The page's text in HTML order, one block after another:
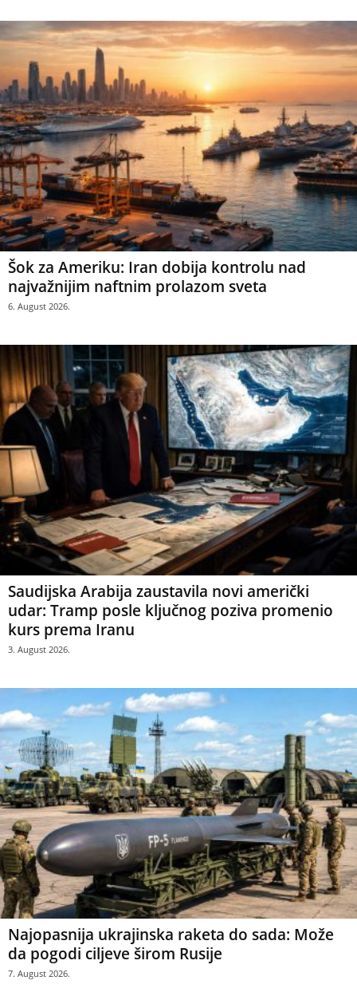
Šok za Ameriku: Iran dobija kontrolu nad
najvažnijim naftnim prolazom sveta
6. August 2026.
Saudijska Arabija zaustavila novi američki
udar: Tramp posle ključnog poziva promenio
kurs prema Iranu
3. August 2026.
Najopasnija ukrajinska raketa do sada: Može
da pogodi ciljeve širom Rusije
7. August 2026.